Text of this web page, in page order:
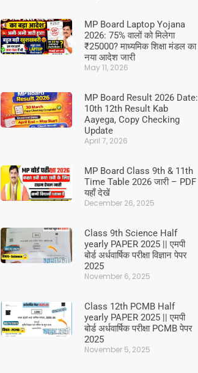
MP Board Laptop Yojana
2026: 75% वालों को मिलेगा
₹25000? माध्यमिक शिक्षा मंडल का
नया आदेश जारी
May 11, 2026
MP Board Result 2026 Date:
10th 12th Result Kab
Aayega, Copy Checking
Update
April 7, 2026
MP Board Class 9th & 11th
Time Table 2026 जारी – PDF
यहाँ देखें
December 26, 2025
Class 9th Science Half
yearly PAPER 2025 || एमपी
बोर्ड अर्धवार्षिक परीक्षा विज्ञान पेपर
2025
November 6, 2025
Class 12th PCMB Half
yearly PAPER 2025 || एमपी
बोर्ड अर्धवार्षिक परीक्षा PCMB पेपर
2025
November 5, 2025